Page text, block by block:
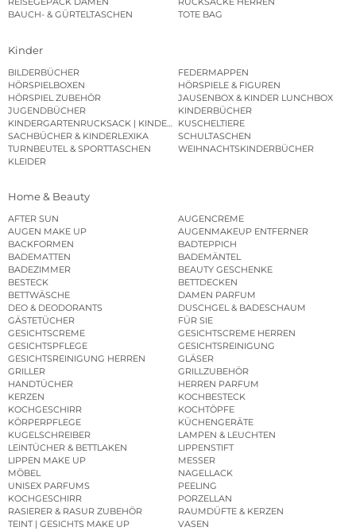
BAUCH- & GÜRTELTASCHEN
TOTE BAG
Kinder
BILDERBÜCHER
FEDERMAPPEN
HÖRSPIELBOXEN
HÖRSPIELE & FIGUREN
HÖRSPIEL ZUBEHÖR
JAUSENBOX & KINDER LUNCHBOX
JUGENDBÜCHER
KINDERBÜCHER
KINDERGARTENRUCKSACK | KINDERGARTENBEUTEL
KUSCHELTIERE
SACHBÜCHER & KINDERLEXIKA
SCHULTASCHEN
TURNBEUTEL & SPORTTASCHEN
WEIHNACHTSKINDERBÜCHER
KLEIDER
Home & Beauty
AFTER SUN
AUGENCREME
AUGEN MAKE UP
AUGENMAKEUP ENTFERNER
BACKFORMEN
BADTEPPICH
BADEMATTEN
BADEMÄNTEL
BADEZIMMER
BEAUTY GESCHENKE
BESTECK
BETTDECKEN
BETTWÄSCHE
DAMEN PARFUM
DEO & DEODORANTS
DUSCHGEL & BADESCHAUM
GÄSTETÜCHER
FÜR SIE
GESICHTSCREME
GESICHTSCREME HERREN
GESICHTSPFLEGE
GESICHTSREINIGUNG
GESICHTSREINIGUNG HERREN
GLÄSER
GRILLER
GRILLZUBEHÖR
HANDTÜCHER
HERREN PARFUM
KERZEN
KOCHBESTECK
KOCHGESCHIRR
KOCHTÖPFE
KÖRPERPFLEGE
KÜCHENGERÄTE
KUGELSCHREIBER
LAMPEN & LEUCHTEN
LEINTÜCHER & BETTLAKEN
LIPPENSTIFT
LIPPEN MAKE UP
MESSER
MÖBEL
NAGELLACK
UNISEX PARFUMS
PEELING
KOCHGESCHIRR
PORZELLAN
RASIERER & RASUR ZUBEHÖR
RAUMDÜFTE & KERZEN
TEINT | GESICHTS MAKE UP
VASEN